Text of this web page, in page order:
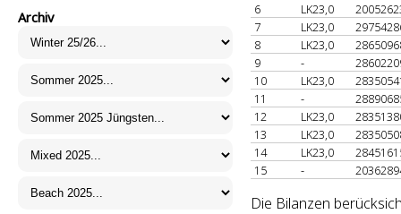
Archiv
6
LK23,0
7
LK23,0
8
LK23,0
9
-
10
LK23,0
11
-
12
LK23,0
13
LK23,0
14
LK23,0
15
-
Die Bilanzen